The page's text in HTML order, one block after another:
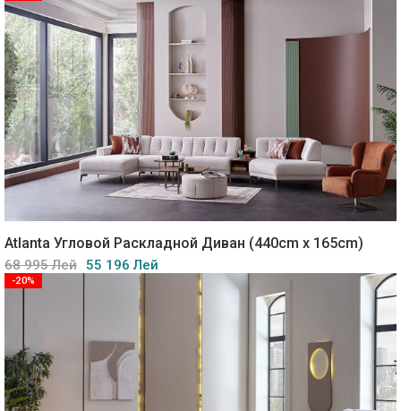
Atlanta Угловой Раскладной Диван (440cm x 165cm)
68 995 Лей 55 196 Лей
-20%